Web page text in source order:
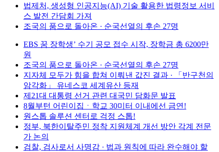
법제처, 생성형 인공지능(AI) 기술 활용한 법령정보 서비
스 발전 간담회 가져
조국의 품으로 돌아온 · 순국선열의 후손 27명
EBS 꿈 장학생’ 수기 공모 접수 시작, 장학금 총 6200만
원
조국의 품으로 돌아온 · 순국선열의 후손 27명
지자체 모두가 힘을 합쳐 이뤄낸 값진 결과 · 「반구천의
암각화」 유네스코 세계유산 등재
제21대 대통령 선거 관련 대국민 담화문 발표
8월부턴 어린이집ㆍ학교 30미터 이내에선 금연!
원스톱 솔루션 센터로 걱정 스톱!
정부, 북한이탈주민 정착 지원체계 개선 방안 각계 전문
가 논의
검찰, 검사로서 사명감 · 법과 원칙에 따라 완수해야 할